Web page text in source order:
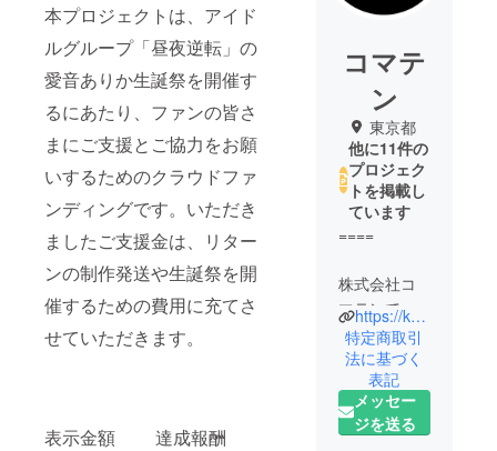
本プロジェクトは、アイド
ルグループ「昼夜逆転」の
愛音ありか生誕祭を開催す
るにあたり、ファンの皆さ
まにご支援とご協力をお願
いするためのクラウドファ
ンディングです。いただき
ましたご支援金は、リター
ンの制作発送や生誕祭を開
催するための費用に充てさ
せていただきます。
表示金額 達成報酬
コマテ
ン
東京都
他に11件の
プロジェク
トを掲載し
ています
====
株式会社コ
マテンで
す。
複数のアイ
ドルグルー
プが在籍す
る芸能プロ
https://komaten.com/
特定商取引
法に基づく
表記
メッセー
ジを送る